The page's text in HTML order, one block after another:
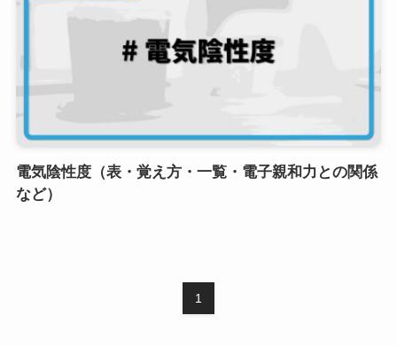
電気陰性度（表・覚え方・一覧・電子親和力との関係
など）
1